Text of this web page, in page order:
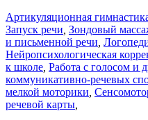
Артикуляционная
Запуск речи Зондовый
и письменной речи
Нейропсихологическая
к школе Работа с голосом и
коммуникативно-речевых
мелкой моторики
речевой карты